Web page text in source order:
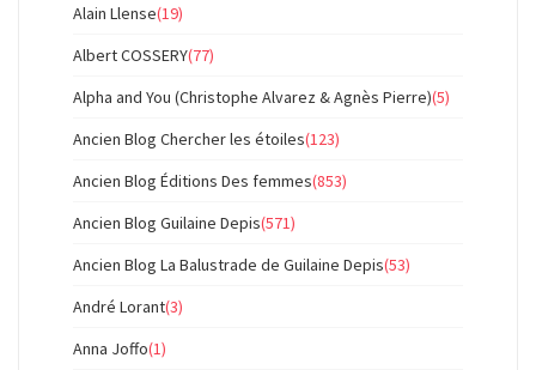
Alain Llense(19)
Albert COSSERY(77)
Alpha and You (Christophe Alvarez & Agnès Pierre)(5)
Ancien Blog Chercher les étoiles(123)
Ancien Blog Éditions Des femmes(853)
Ancien Blog Guilaine Depis(571)
Ancien Blog La Balustrade de Guilaine Depis(53)
André Lorant(3)
Anna Joffo(1)